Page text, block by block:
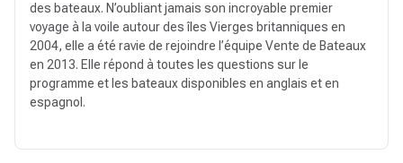
des bateaux. N’oubliant jamais son incroyable premier
voyage à la voile autour des îles Vierges britanniques en
2004, elle a été ravie de rejoindre l’équipe Vente de Bateaux
en 2013. Elle répond à toutes les questions sur le
programme et les bateaux disponibles en anglais et en
espagnol.